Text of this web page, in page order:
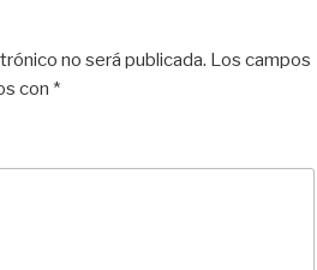
no será publicada. Los campos
con *